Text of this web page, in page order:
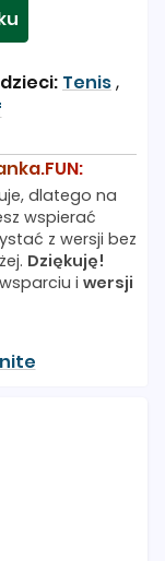
Tenis,
dlatego na
wspierać
z wersji bez
Dziękuję!
i wersji